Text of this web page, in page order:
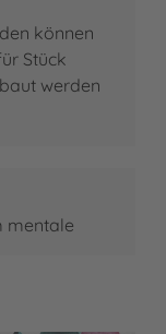
können
Stück
werden
mentale